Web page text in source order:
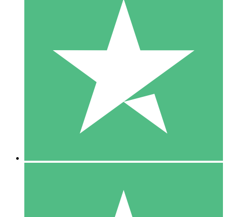
Individuella Kreditpaket
Betala per användning med nedladdningskrediter. Inget
1 Nedladdningar
10 00
10 Nedladdningar
20 00